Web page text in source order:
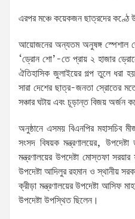
এরপর মঞ্চে কয়েকজন ছাত্রদের কণ্ঠে
আয়োজনের অন্যতম অনুষঙ্গ স্পেশাল
‘ড্রোন শো’-তে প্রায় ২ হাজার
ঐতিহাসিক জুলাইয়ের গল্প তুলে ধরা
সারা দেশের ছাত্র-জনতা স্রোতের
সঞ্চার ঘটায় এবং চূড়ান্ত বিজয় অর্জন
অনুষ্ঠানে এসময় বিএনপির মহাসচিব
সংসদ বিষয়ক মন্ত্রণালয়ের,
মন্ত্রণালয়ের উপদেষ্টা মোস্তফা
উপদেষ্টা আদিলুর রহমান ও স্থানীয়
ক্রীড়া মন্ত্রণালয়ের উপদেষ্টা আসিফ
উপদেষ্টা উপস্থিত ছিলেন।